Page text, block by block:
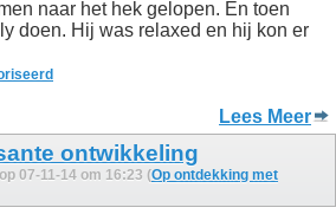
naar het hek gelopen. En toen
doen. Hij was relaxed en hij kon er
Lees Meer
ontwikkeling
op 07-11-14 om 16:23 (Op ontdekking met